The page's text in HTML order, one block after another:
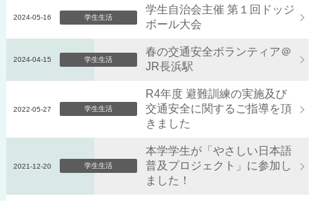
2024-05-16 学生生活
学生自治会主催 第１回ドッジ
ボール大会
2024-04-15 学生生活
春の交通安全ボランティア＠
JR長浜駅
2022-05-27 学生生活
R4年度 避難訓練の実施及び
交通安全に関するご指導を頂
きました
2021-12-20 学生生活
本学学生が「やさしい日本語
普及プロジェクト」に参加し
ました！